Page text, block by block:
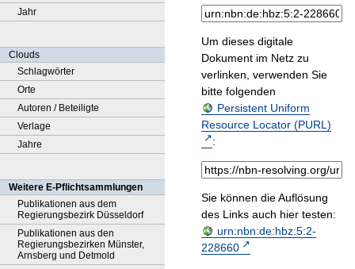
Jahr
Clouds
Schlagwörter
Orte
Autoren / Beteiligte
Verlage
Jahre
Weitere E-Pflichtsammlungen
Publikationen aus dem
Regierungsbezirk Düsseldorf
Publikationen aus den
Regierungsbezirken Münster,
Arnsberg und Detmold
Um dieses digitale
Dokument im Netz zu
verlinken, verwenden Sie
bitte folgenden
Persistent Uniform
Resource Locator (PURL)
:
Sie können die Auflösung
des Links auch hier testen:
urn:nbn:de:hbz:5:2-
228660